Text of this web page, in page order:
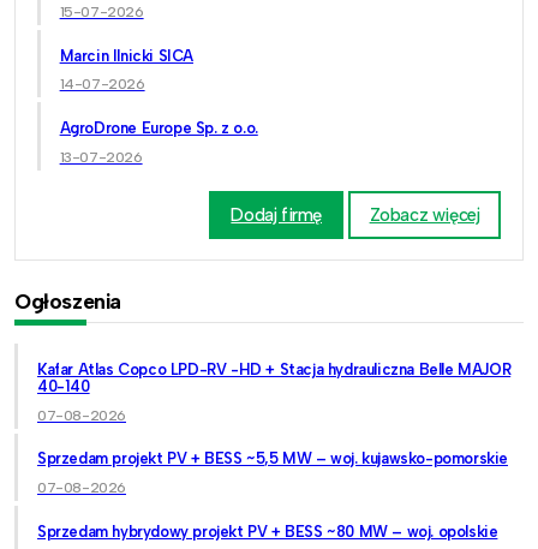
15-07-2026
Marcin Ilnicki SICA
14-07-2026
AgroDrone Europe Sp. z o.o.
13-07-2026
Dodaj firmę Zobacz więcej
Ogłoszenia
Kafar Atlas Copco LPD-RV -HD + Stacja hydrauliczna Belle MAJOR
40-140
07-08-2026
Sprzedam projekt PV + BESS ~5,5 MW – woj. kujawsko-pomorskie
07-08-2026
Sprzedam hybrydowy projekt PV + BESS ~80 MW – woj. opolskie